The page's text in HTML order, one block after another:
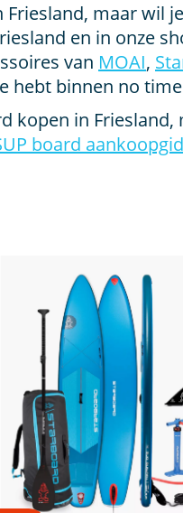
maar wil
en in onze
van MOAI,
hebt binnen no
kopen in
board